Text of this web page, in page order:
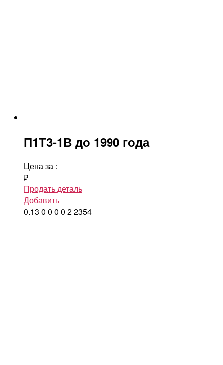
П1Т3-1В до 1990 года
Цена за :
₽
Продать деталь
Добавить
0.13 0 0 0 0 22354